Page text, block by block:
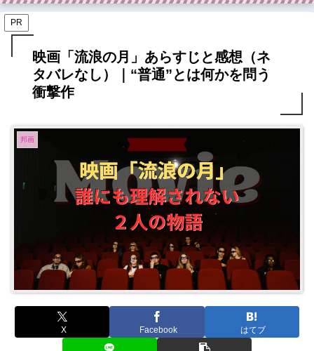
PR
映画「流浪の月」あらすじと感想（ネ
タバレなし）｜“普通”とは何かを問う
衝撃作
邦画
X Facebook はてブ